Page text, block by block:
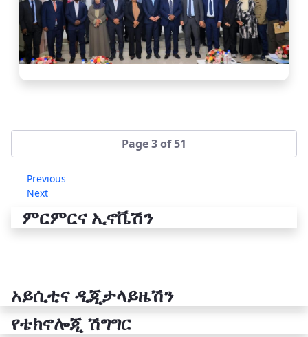
Page 3 of 51
Previous
Next
ምርምርና ኢኖቬሽን
አይሲቲና ዲጂታላይዜሽን
የቴክኖሎጂ ሽግግር